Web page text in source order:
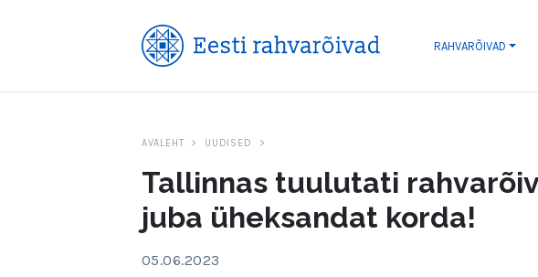
RAHVARÕIVAD
AVALEHT UUDISED
Tallinnas tuulutati
juba üheksandat korda!
05.06.2023